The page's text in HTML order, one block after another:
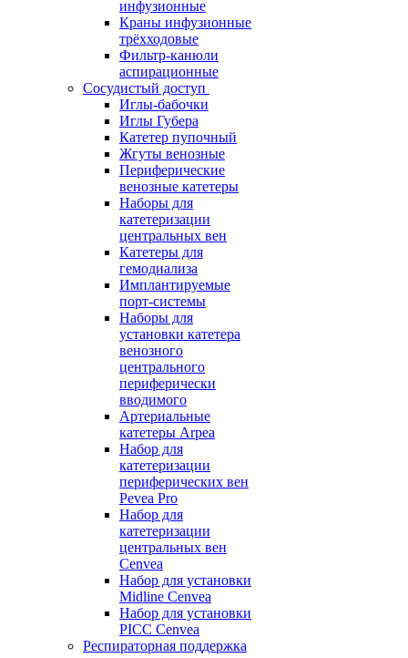
инфузионные
Краны инфузионные
трёхходовые
Фильтр-канюли
аспирационные
Сосудистый доступ
Иглы-бабочки
Иглы Губера
Катетер пупочный
Жгуты венозные
Периферические
венозные катетеры
Наборы для
катетеризации
центральных вен
Катетеры для
гемодиализа
Имплантируемые
порт‑системы
Наборы для
установки катетера
венозного
центрального
периферически
вводимого
Артериальные
катетеры Arpea
Набор для
катетеризации
периферических вен
Pevea Pro
Набор для
катетеризации
центральных вен
Cenvea
Набор для установки
Midline Cenvea
Набор для установки
PICC Cenvea
Респираторная поддержка